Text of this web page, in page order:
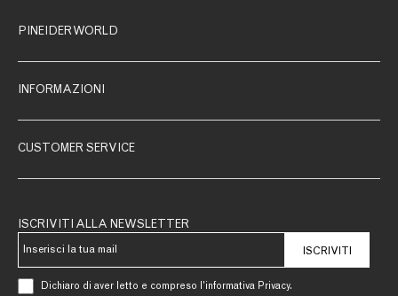
PINEIDER WORLD
INFORMAZIONI
CUSTOMER SERVICE
ISCRIVITI ALLA NEWSLETTER
ISCRIVITI
Dichiaro di aver letto e compreso l’informativa Privacy.